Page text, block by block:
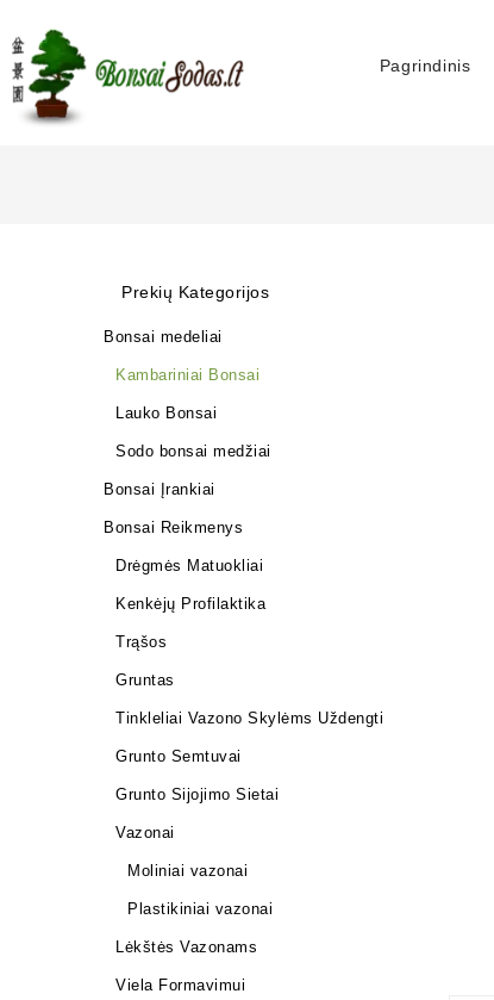
Pagrindinis
Prekių Kategorijos
Bonsai medeliai
Kambariniai Bonsai
Lauko Bonsai
Sodo bonsai medžiai
Bonsai Įrankiai
Bonsai Reikmenys
Drėgmės Matuokliai
Kenkėjų Profilaktika
Trąšos
Gruntas
Tinkleliai Vazono Skylėms Uždengti
Grunto Semtuvai
Grunto Sijojimo Sietai
Vazonai
Moliniai vazonai
Plastikiniai vazonai
Lėkštės Vazonams
Viela Formavimui